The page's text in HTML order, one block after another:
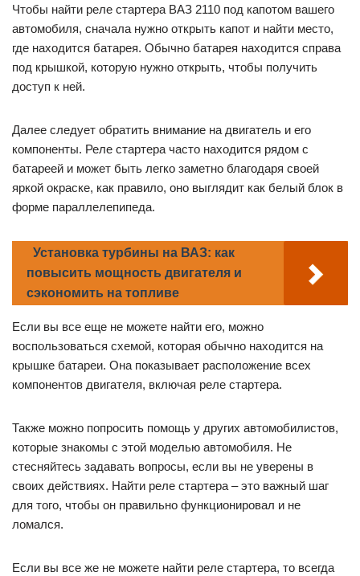
Чтобы найти реле стартера ВАЗ 2110 под капотом вашего
автомобиля, сначала нужно открыть капот и найти место,
где находится батарея. Обычно батарея находится справа
под крышкой, которую нужно открыть, чтобы получить
доступ к ней.
Далее следует обратить внимание на двигатель и его
компоненты. Реле стартера часто находится рядом с
батареей и может быть легко заметно благодаря своей
яркой окраске, как правило, оно выглядит как белый блок в
форме параллелепипеда.
Установка турбины на ВАЗ: как
повысить мощность двигателя и
сэкономить на топливе
Если вы все еще не можете найти его, можно
воспользоваться схемой, которая обычно находится на
крышке батареи. Она показывает расположение всех
компонентов двигателя, включая реле стартера.
Также можно попросить помощь у других автомобилистов,
которые знакомы с этой моделью автомобиля. Не
стесняйтесь задавать вопросы, если вы не уверены в
своих действиях. Найти реле стартера – это важный шаг
для того, чтобы он правильно функционировал и не
ломался.
Если вы все же не можете найти реле стартера, то всегда